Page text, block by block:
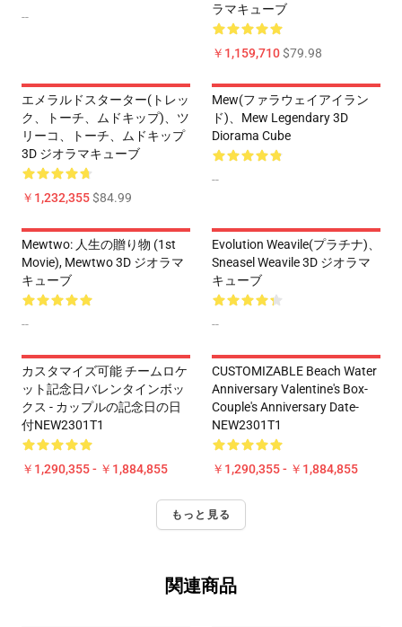
--
ラマキューブ
￥1,159,710$79.98
エメラルドスターター(トレッ
ク、トーチ、ムドキップ)、ツ
リーコ、トーチ、ムドキップ
3D ジオラマキューブ
￥1,232,355$84.99
Mew(ファラウェイアイラン
ド)、Mew Legendary 3D
Diorama Cube
--
Mewtwo: 人生の贈り物 (1st
Movie), Mewtwo 3D ジオラマ
キューブ
--
Evolution Weavile(プラチナ)、
Sneasel Weavile 3D ジオラマ
キューブ
--
カスタマイズ可能 チームロケ
ット記念日バレンタインボッ
クス - カップルの記念日の日
付NEW2301T1
￥1,290,355 - ￥1,884,855
CUSTOMIZABLE Beach Water
Anniversary Valentine's Box-
Couple's Anniversary Date-
NEW2301T1
￥1,290,355 - ￥1,884,855
もっと見る
関連商品